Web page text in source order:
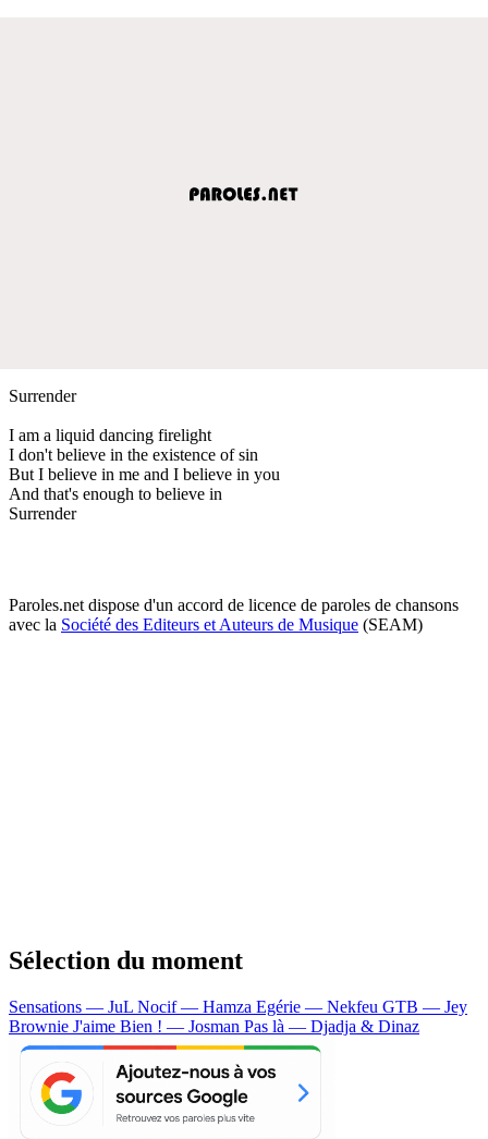
Surrender
I am a liquid dancing firelight
I don't believe in the existence of sin
But I believe in me and I believe in you
And that's enough to believe in
Surrender
Paroles.net dispose d'un accord de licence de paroles de chansons
avec la Société des Editeurs et Auteurs de Musique (SEAM)
Sélection du moment
Sensations — JuL Nocif — Hamza Egérie — Nekfeu GTB — Jey
Brownie J'aime Bien ! — Josman Pas là — Djadja & Dinaz